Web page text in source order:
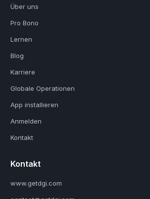
Über uns
Pro Bono
Lernen
Blog
Karriere
Globale Operationen
App installieren
Anmelden
Kontakt
Kontakt
www.getdgi.com